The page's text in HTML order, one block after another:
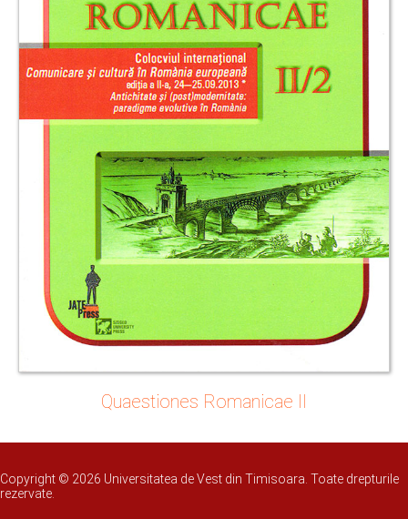
Quaestiones Romanicae II
Copyright © 2026 Universitatea de Vest din Timisoara. Toate drepturile
rezervate.